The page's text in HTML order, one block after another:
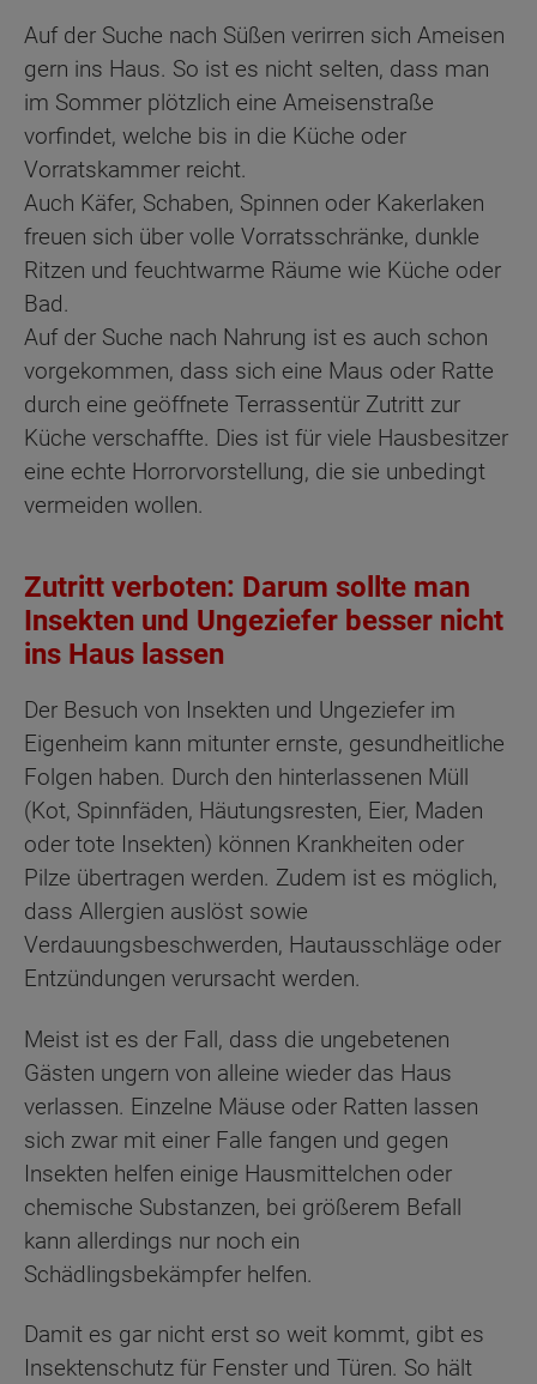
Auf der Suche nach Süßen verirren sich Ameisen
gern ins Haus. So ist es nicht selten, dass man
im Sommer plötzlich eine Ameisenstraße
vorfindet, welche bis in die Küche oder
Vorratskammer reicht.
Auch Käfer, Schaben, Spinnen oder Kakerlaken
freuen sich über volle Vorratsschränke, dunkle
Ritzen und feuchtwarme Räume wie Küche oder
Bad.
Auf der Suche nach Nahrung ist es auch schon
vorgekommen, dass sich eine Maus oder Ratte
durch eine geöffnete Terrassentür Zutritt zur
Küche verschaffte. Dies ist für viele Hausbesitzer
eine echte Horrorvorstellung, die sie unbedingt
vermeiden wollen.
Zutritt verboten: Darum sollte man
Insekten und Ungeziefer besser nicht
ins Haus lassen
Der Besuch von Insekten und Ungeziefer im
Eigenheim kann mitunter ernste, gesundheitliche
Folgen haben. Durch den hinterlassenen Müll
(Kot, Spinnfäden, Häutungsresten, Eier, Maden
oder tote Insekten) können Krankheiten oder
Pilze übertragen werden. Zudem ist es möglich,
dass Allergien auslöst sowie
Verdauungsbeschwerden, Hautausschläge oder
Entzündungen verursacht werden.
Meist ist es der Fall, dass die ungebetenen
Gästen ungern von alleine wieder das Haus
verlassen. Einzelne Mäuse oder Ratten lassen
sich zwar mit einer Falle fangen und gegen
Insekten helfen einige Hausmittelchen oder
chemische Substanzen, bei größerem Befall
kann allerdings nur noch ein
Schädlingsbekämpfer helfen.
Damit es gar nicht erst so weit kommt, gibt es
Insektenschutz für Fenster und Türen. So hält